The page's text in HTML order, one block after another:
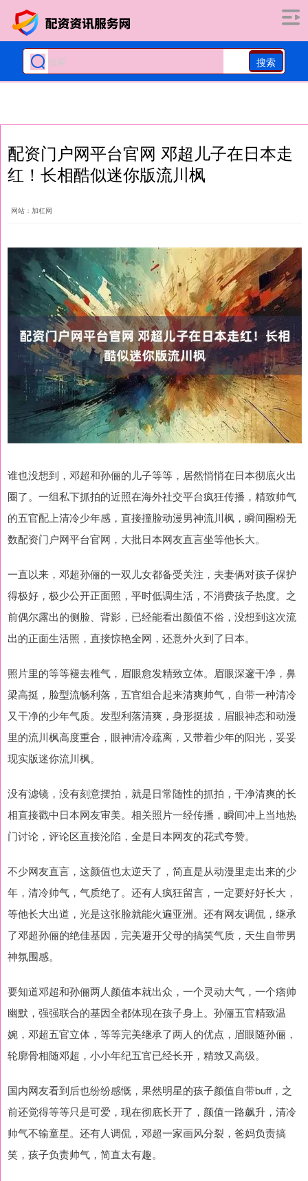
搜索
配资门户网平台官网 邓超儿子在日本走
红！长相酷似迷你版流川枫
网站：加杠网
谁也没想到，邓超和孙俪的儿子等等，居然悄悄在日本彻底火出
圈了。一组私下抓拍的近照在海外社交平台疯狂传播，精致帅气
的五官配上清冷少年感，直接撞脸动漫男神流川枫，瞬间圈粉无
数配资门户网平台官网，大批日本网友直言坐等他长大。
一直以来，邓超孙俪的一双儿女都备受关注，夫妻俩对孩子保护
得极好，极少公开正面照，平时低调生活，不消费孩子热度。之
前偶尔露出的侧脸、背影，已经能看出颜值不俗，没想到这次流
出的正面生活照，直接惊艳全网，还意外火到了日本。
照片里的等等褪去稚气，眉眼愈发精致立体。眉眼深邃干净，鼻
梁高挺，脸型流畅利落，五官组合起来清爽帅气，自带一种清冷
又干净的少年气质。发型利落清爽，身形挺拔，眉眼神态和动漫
里的流川枫高度重合，眼神清冷疏离，又带着少年的阳光，妥妥
现实版迷你流川枫。
没有滤镜，没有刻意摆拍，就是日常随性的抓拍，干净清爽的长
相直接戳中日本网友审美。相关照片一经传播，瞬间冲上当地热
门讨论，评论区直接沦陷，全是日本网友的花式夸赞。
不少网友直言，这颜值也太逆天了，简直是从动漫里走出来的少
年，清冷帅气，气质绝了。还有人疯狂留言，一定要好好长大，
等他长大出道，光是这张脸就能火遍亚洲。还有网友调侃，继承
了邓超孙俪的绝佳基因，完美避开父母的搞笑气质，天生自带男
神氛围感。
要知道邓超和孙俪两人颜值本就出众，一个灵动大气，一个痞帅
幽默，强强联合的基因全都体现在孩子身上。孙俪五官精致温
婉，邓超五官立体，等等完美继承了两人的优点，眉眼随孙俪，
轮廓骨相随邓超，小小年纪五官已经长开，精致又高级。
国内网友看到后也纷纷感慨，果然明星的孩子颜值自带buff，之
前还觉得等等只是可爱，现在彻底长开了，颜值一路飙升，清冷
帅气不输童星。还有人调侃，邓超一家画风分裂，爸妈负责搞
笑，孩子负责帅气，简直太有趣。